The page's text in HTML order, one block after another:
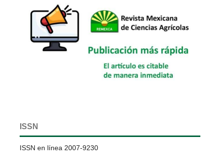
ISSN
ISSN en línea 2007-9230